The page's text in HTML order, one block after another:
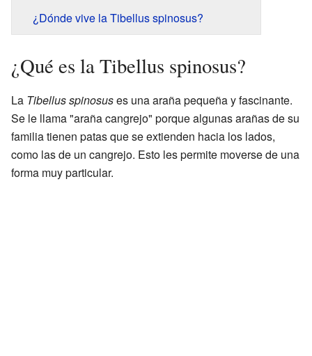
¿Dónde vive la Tibellus spinosus?
¿Qué es la Tibellus spinosus?
La Tibellus spinosuses una araña pequeña y fascinante.
Se le llama "araña cangrejo" porque algunas arañas de su
familia tienen patas que se extienden hacia los lados,
como las de un cangrejo. Esto les permite moverse de una
forma muy particular.